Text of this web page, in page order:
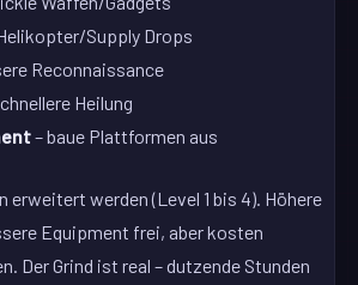
Supply Drops
Reconnaissance
Heilung
– baue Plattformen aus
erweitert werden (Level 1 bis 4). Höhere
Equipment frei, aber kosten
Der Grind ist real – dutzende Stunden